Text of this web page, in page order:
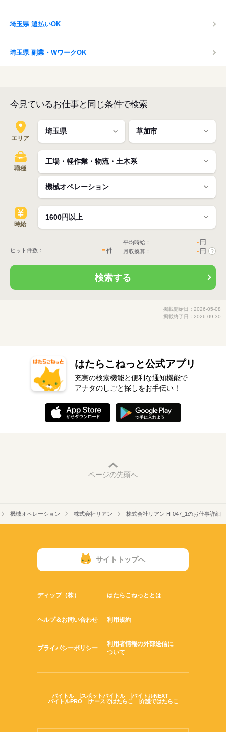
埼玉県 週払いOK
埼玉県 副業・WワークOK
今見ているお仕事と同じ条件で検索
エリア
職種
時給
ヒット件数： -件
平均時給： - 円
月収換算： - 円 ?
検索する
掲載開始日：2026-05-08
掲載終了日：2026-09-30
はたらこねっと公式アプリ
充実の検索機能と便利な通知機能で
アナタのしごと探しをお手伝い！
ページの先頭へ
機械オペレーション 株式会社リアン 株式会社リアン H-047_1のお仕事詳細
サイトトップへ
ディップ（株） はたらこねっととは
ヘルプ＆お問い合わせ 利用規約
プライバシーポリシー
利用者情報の外部送信に
ついて
バイトル スポットバイトル
バイトルNEXT
バイトルPRO
ナースではたらこ 介護ではたらこ